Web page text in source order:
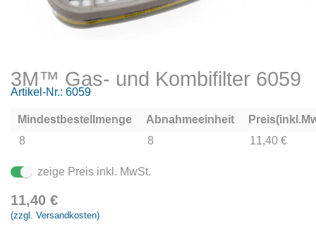
3M™ Gas- und Kombifilter 6059
Artikel-Nr.: 6059
Mindestbestellmenge Abnahmeeinheit
8
8 11,40 €
zeige Preis inkl. MwSt.
11,40 €
(zzgl. Versandkosten)